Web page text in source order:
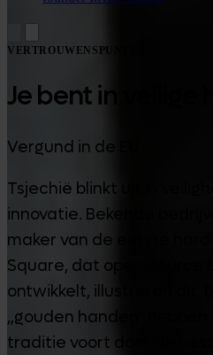
VERTROUWENSPUNTEN
Je bent in veilige
Vergund in de EU
Tsjechië blinkt uit in
innovatie. Bekende
maker van de eerste
Square, dat open-source
ontwikkelt, illustreren dit.
„gouden handen"
traditie voort door de